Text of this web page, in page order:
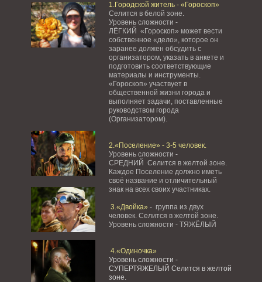
1.Городской житель - «Гороскоп»
Селится в белой зоне.
Уровень сложности -
ЛЁГКИЙ «Гороскоп» может вести
собственное «дело», которое он
заранее должен обсудить с
организатором, указать в анкете и
подготовить соответствующие
материалы и инструменты.
«Гороскоп» участвует в
общественной жизни города и
выполняет задачи, поставленные
руководством города
(Организатором).
2.«Поселение» - 3-5 человек.
Уровень сложности -
СРЕДНИЙ Селится в желтой зоне.
Каждое Поселение должно иметь
своё название и отличительный
знак на всех своих участниках.
3.«Двойка» - группа из двух
человек. Селится в желтой зоне.
Уровень сложности - ТЯЖЁЛЫЙ
4.«Одиночка»
Уровень сложности -
СУПЕРТЯЖЕЛЫЙ Селится в желтой
зоне.